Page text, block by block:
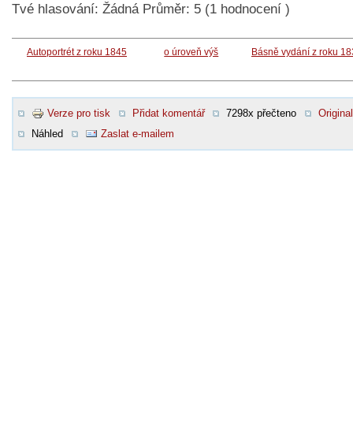
Tvé hlasování: Žádná Průměr: 5 (1 hodnocení )
Autoportrét z roku 1845 o úroveň výš Básně vydání z roku
Verze pro tisk Přidat komentář 7298x přečteno
Original
Náhled
Zaslat e-mailem